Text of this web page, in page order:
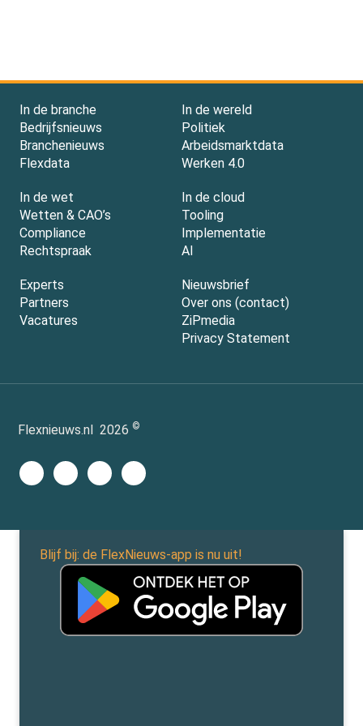
In de branche
Bedrijfsnieuws
Branchenieuws
Flexdata
In de wereld
Politiek
Arbeidsmarktdata
Werken 4.0
In de wet
Wetten & CAO’s
Compliance
Rechtspraak
In de cloud
Tooling
Implementatie
AI
Experts
Partners
Vacatures
Nieuwsbrief
Over ons (contact)
ZiPmedia
Privacy Statement
Flexnieuws.nl 2026 ©
Blijf bij: de FlexNieuws-app is nu uit!